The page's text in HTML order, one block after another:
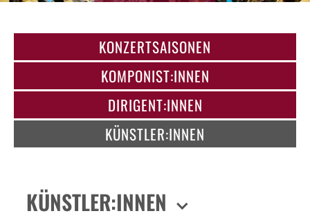
KONZERTSAISONEN
KOMPONIST:INNEN
DIRIGENT:INNEN
KÜNSTLER:INNEN
KÜNSTLER:INNEN